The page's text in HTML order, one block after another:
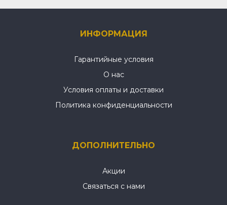
ИНФОРМАЦИЯ
Гарантийные условия
О нас
Условия оплаты и доставки
Политика конфиденциальности
ДОПОЛНИТЕЛЬНО
Акции
Связаться с нами